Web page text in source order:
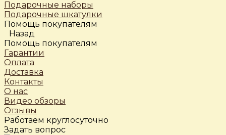
Подарочные наборы
Подарочные шкатулки
Помощь покупателям
Назад
Помощь покупателям
Гарантии
Оплата
Доставка
Контакты
О нас
Видео обзоры
Отзывы
Работаем круглосуточно
Задать вопрос